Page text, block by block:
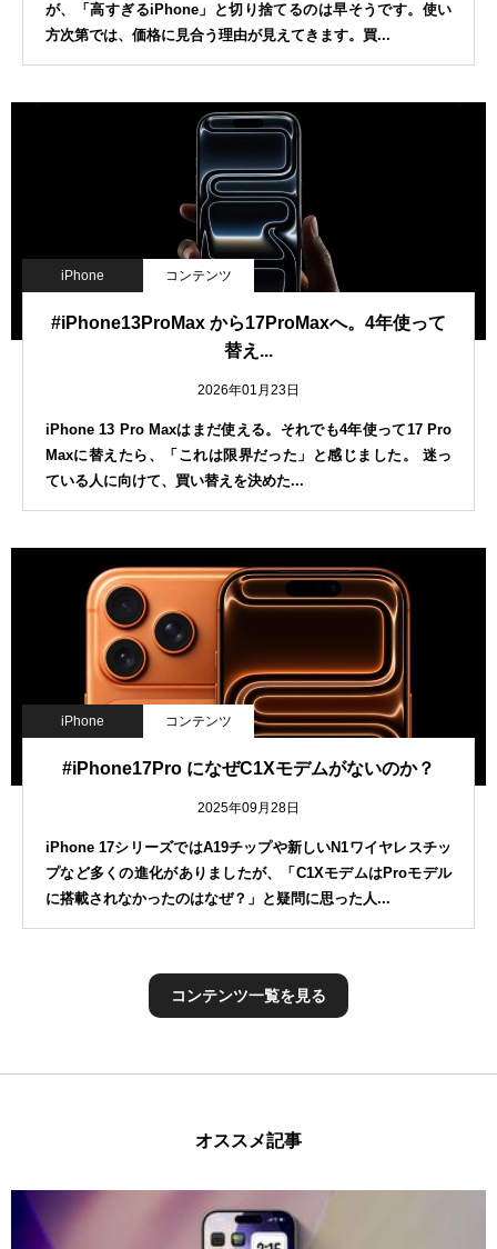
が、「高すぎるiPhone」と切り捨てるのは早そうです。使い
方次第では、価格に見合う理由が見えてきます。買...
iPhone コンテンツ
#iPhone13ProMax から17ProMaxへ。4年使って
替え...
2026年01月23日
iPhone 13 Pro Maxはまだ使える。それでも4年使って17 Pro
Maxに替えたら、「これは限界だった」と感じました。 迷っ
ている人に向けて、買い替えを決めた...
iPhone コンテンツ
#iPhone17Pro になぜC1Xモデムがないのか？
2025年09月28日
iPhone 17シリーズではA19チップや新しいN1ワイヤレスチッ
プなど多くの進化がありましたが、「C1XモデムはProモデル
に搭載されなかったのはなぜ？」と疑問に思った人...
コンテンツ一覧を見る
オススメ記事